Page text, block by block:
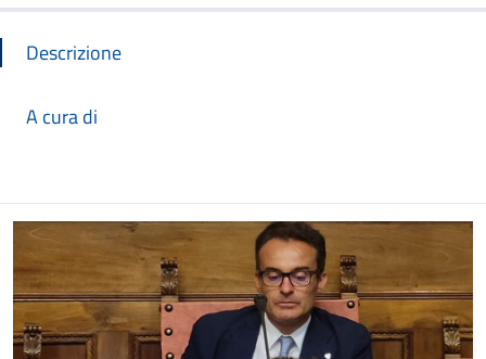
Descrizione
A cura di